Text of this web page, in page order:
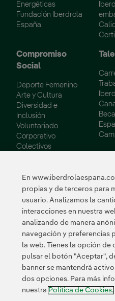
Energéticas
Fundación Iberdrola
España
Compromiso
Social
Deporte Femenino
Arte y Cultura
Diversidad e
Inclusión
Voluntariado
Corporativo
Colectivos
Innovación
Innovación en
Innovación
colaborativa
Next Generation EU
Ciberseguridad en
España
Smart Grids
Innovation Hub
En
propias y de terceros para
usuario. Analizamos la
interacciones en nuestra
analizando de manera
navegación y preferencias
la web. Tienes la opción de
pulsar el botón "Aceptar",
banner se mantendrá
dos opciones. Para más
nuestra Política de Cookies.